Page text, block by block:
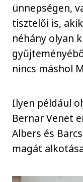
ünnepségen,
tisztelői is,
néhány olyan
nincs máshol
Ilyen például
Bernar Venet
Albers és
magát